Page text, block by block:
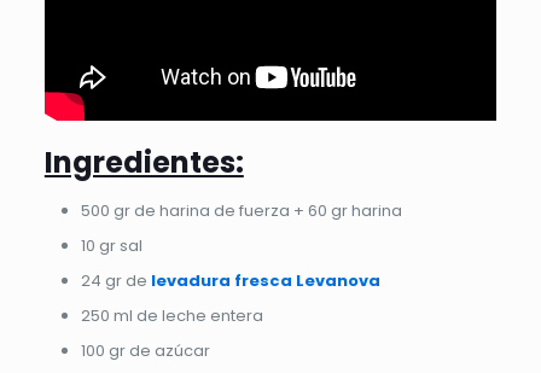
Ingredientes:
500 gr de harina de fuerza + 60 gr harina
10 gr sal
24 gr de levadura fresca Levanova
250 ml de leche entera
100 gr de azúcar